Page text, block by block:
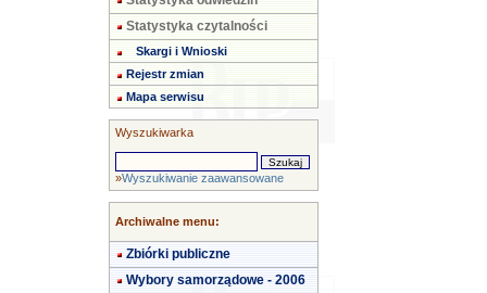
Statystyka czytalności
Skargi i Wnioski
Rejestr zmian
Mapa serwisu
Wyszukiwarka
»Wyszukiwanie zaawansowane
Archiwalne menu:
Zbiórki publiczne
Wybory samorządowe - 2006